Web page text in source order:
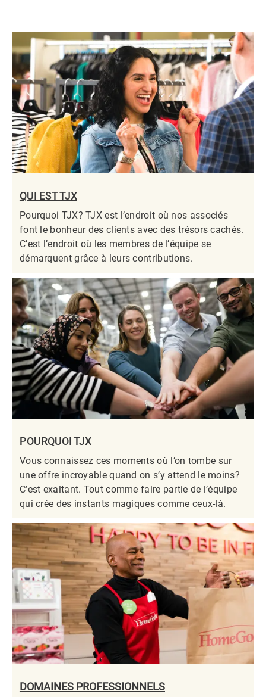
QUI EST TJX
Pourquoi TJX? TJX est l’endroit où nos associés
font le bonheur des clients avec des trésors cachés.
C’est l’endroit où les membres de l’équipe se
démarquent grâce à leurs contributions.​​​​​​​
POURQUOI TJX
Vous connaissez ces moments où l’on tombe sur
une offre incroyable quand on s’y attend le moins?
C’est exaltant. Tout comme faire partie de l’équipe
qui crée des instants magiques comme ceux-là.​​​​​​​
DOMAINES PROFESSIONNELS